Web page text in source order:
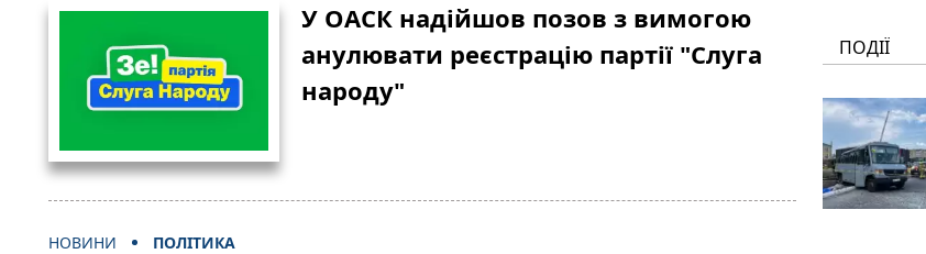
У ОАСК надійшов позов з вимогою
анулювати реєстрацію партії "Слуга
народу"
НОВИНИ
ПОЛІТИКА
ПОДІЇ